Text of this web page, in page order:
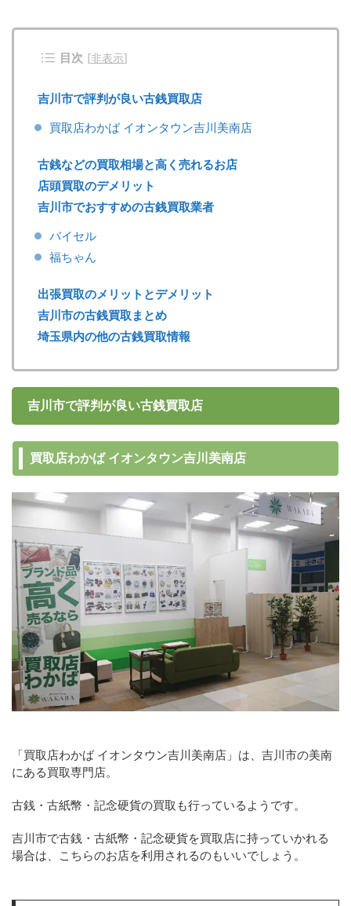
目次 [非表示]
吉川市で評判が良い古銭買取店
買取店わかば イオンタウン吉川美南店
古銭などの買取相場と高く売れるお店
店頭買取のデメリット
吉川市でおすすめの古銭買取業者
バイセル
福ちゃん
出張買取のメリットとデメリット
吉川市の古銭買取まとめ
埼玉県内の他の古銭買取情報
吉川市で評判が良い古銭買取店
買取店わかば イオンタウン吉川美南店
「買取店わかば イオンタウン吉川美南店」は、吉川市の美南
にある買取専門店。
古銭・古紙幣・記念硬貨の買取も行っているようです。
吉川市で古銭・古紙幣・記念硬貨を買取店に持っていかれる
場合は、こちらのお店を利用されるのもいいでしょう。